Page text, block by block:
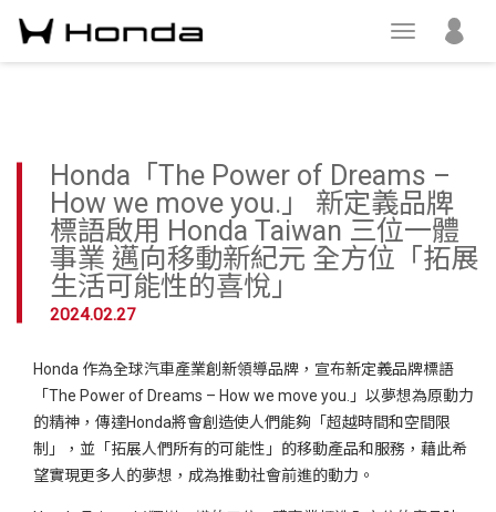
Honda「The Power of Dreams –
How we move you.」 新定義品牌
標語啟用 Honda Taiwan 三位一體
事業 邁向移動新紀元 全方位「拓展
生活可能性的喜悅」
2024.02.27
Honda 作為全球汽車產業創新領導品牌，宣布新定義品牌標語
「The Power of Dreams – How we move you.」以夢想為原動力
的精神，傳達Honda將會創造使人們能夠「超越時間和空間限
制」，並「拓展人們所有的可能性」的移動產品和服務，藉此希
望實現更多人的夢想，成為推動社會前進的動力。